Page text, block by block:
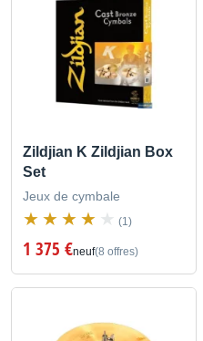
Zildjian K Zildjian Box
Set
Jeux de cymbale
(1)
1 375 €neuf(8 offres)